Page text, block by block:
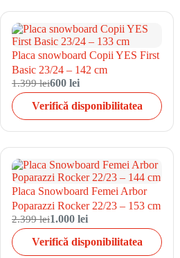
Placa snowboard Copii YES First
Basic 23/24 – 142 cm
1.399 lei600 lei
Verifică disponibilitatea
Placa Snowboard Femei Arbor
Poparazzi Rocker 22/23 – 153 cm
2.399 lei1.000 lei
Verifică disponibilitatea